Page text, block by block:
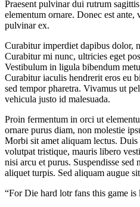
Praesent pulvinar dui rutrum
elementum ornare. Donec est ante,
pulvinar ex.
Curabitur imperdiet dapibus dolor,
Curabitur mi nunc, ultricies eget
Vestibulum in ligula bibendum
Curabitur iaculis hendrerit eros eu
sed tempor pharetra. Vivamus ut
vehicula justo id malesuada.
Proin fermentum in orci ut
ornare purus diam, non molestie
Morbi sit amet aliquam lectus.
volutpat tristique, mauris libero
nisi arcu et purus. Suspendisse
aliquet turpis. Sed aliquam augue
For Die hard lotr fans this game is